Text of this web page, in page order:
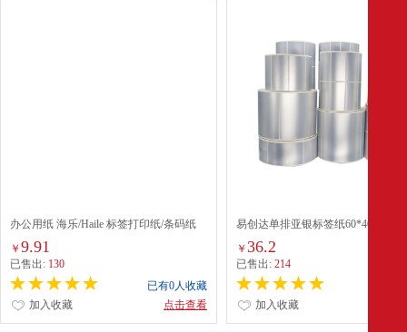
办公用纸 海乐/Haile 标签打印纸/条码纸
A5 150g以上 50张/包 1包
￥ 9.91
已售出: 130
已有0人收藏
点击查看
加入收藏
易创达单排亚银标签纸
￥36.2
已售出:214
加入收藏